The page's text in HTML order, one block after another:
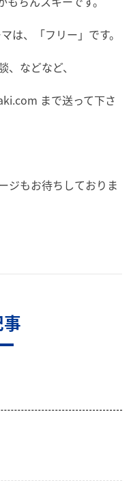
は、「フリー」です。
などなど、
まで送って下さ
ジもお待ちしておりま